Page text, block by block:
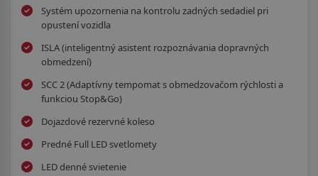
Systém upozornenia na kontrolu zadných sedadiel pri
opustení vozidla
ISLA (inteligentný asistent rozpoznávania dopravných
obmedzení)
SCC 2 (Adaptívny tempomat s obmedzovačom rýchlosti a
funkciou Stop&Go)
Dojazdové rezervné koleso
Predné Full LED svetlomety
LED denné svietenie